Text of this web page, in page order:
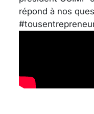
répond à nos